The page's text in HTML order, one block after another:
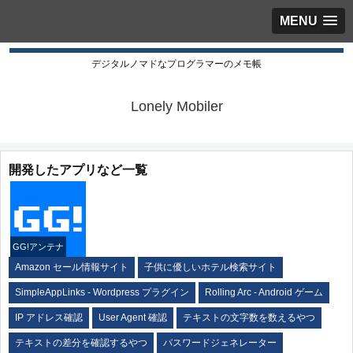
MENU
デジタルノマドなプログラマーのメモ帳
Lonely Mobiler
開発したアプリなど一覧
GG!アンテナ
Amazon セール情報サイト 子供に優しいホテル検索サイト
SimpleAppLinks - Wordpress プラグイン Rolling Arc - Android ゲーム
IP アドレス確認 User Agent 確認 テキストの文字数を数えるやつ
テキストの差分を確認するやつ パスワードジェネレーター